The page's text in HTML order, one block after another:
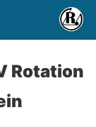
Rotation